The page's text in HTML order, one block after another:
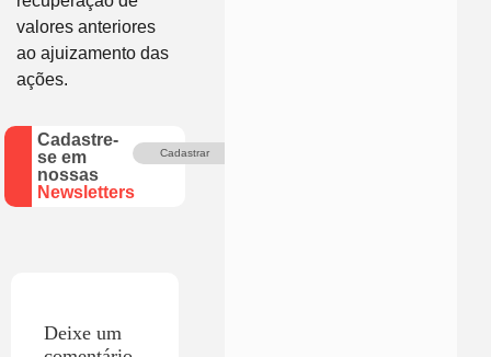
valores anteriores
ao ajuizamento das
ações.
Cadastre-
se em
nossas
Newsletters
Cadastrar
Deixe um